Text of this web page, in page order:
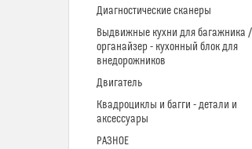
Диагностические сканеры
Выдвижные кухни для багажника /
органайзер - кухонный блок для
внедорожников
Двигатель
Квадроциклы и багги - детали и
аксессуары
РАЗНОЕ